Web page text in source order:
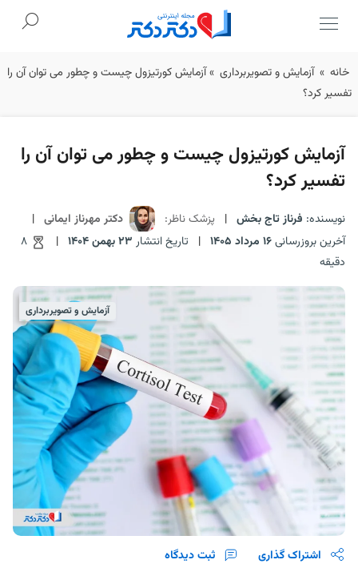
Skip
to
خانه » آزمایش و تصویربرداری »آزمایش کورتیزول چیست و چطور می توان آن را
تفسیر کرد؟
آزمایش کورتیزول چیست و چطور می توان آن را
تفسیر کرد؟
نویسنده: فرناز تاج بخش | پزشک ناظر: دکتر مهرناز ایمانی |
آخرین بروزرسانی16 مرداد 1405 | تاریخ انتشار 23 بهمن 1404 |
8
دقیقه
آزمایش و تصویربرداری
اشتراک گذاری ثبت دیدگاه